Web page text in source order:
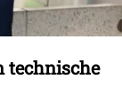
technische